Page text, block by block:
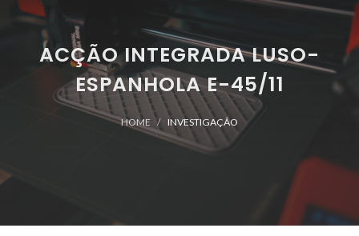
ACÇÃO INTEGRADA LUSO-
ESPANHOLA E-45/11
HOME INVESTIGAÇÃO